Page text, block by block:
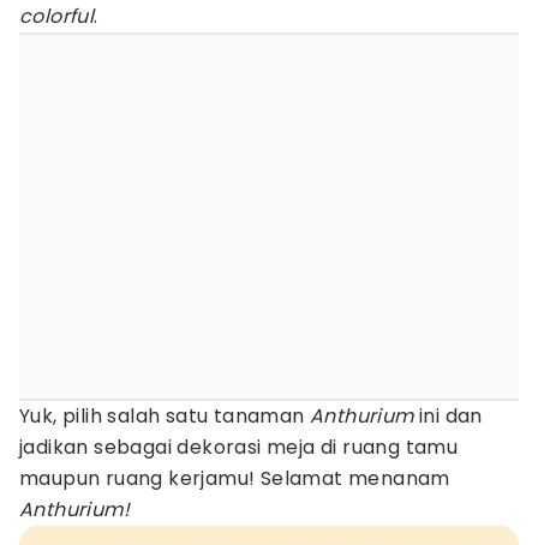
colorful.
Yuk, pilih salah satu tanaman Anthuriumini dan
jadikan sebagai dekorasi meja di ruang tamu
maupun ruang kerjamu! Selamat menanam
Anthurium!